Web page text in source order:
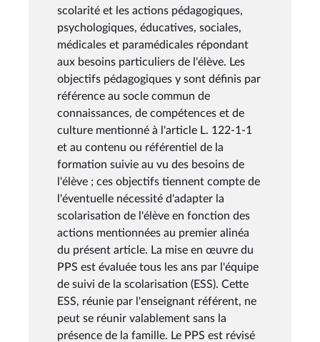
scolarité et les actions pédagogiques,
psychologiques, éducatives, sociales,
médicales et paramédicales répondant
aux besoins particuliers de l'élève. Les
objectifs pédagogiques y sont définis par
référence au socle commun de
connaissances, de compétences et de
culture mentionné à l'article L. 122-1-1
et au contenu ou référentiel de la
formation suivie au vu des besoins de
l'élève ; ces objectifs tiennent compte de
l'éventuelle nécessité d'adapter la
scolarisation de l'élève en fonction des
actions mentionnées au premier alinéa
du présent article. La mise en œuvre du
PPS est évaluée tous les ans par l'équipe
de suivi de la scolarisation (ESS). Cette
ESS, réunie par l'enseignant référent, ne
peut se réunir valablement sans la
présence de la famille. Le PPS est révisé